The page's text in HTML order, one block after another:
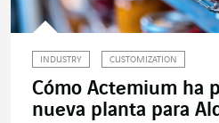
INDUSTRY CUSTOMIZATION
Cómo Actemium ha
nueva planta para